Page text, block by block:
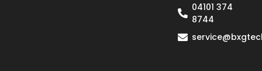
04101 374
8744